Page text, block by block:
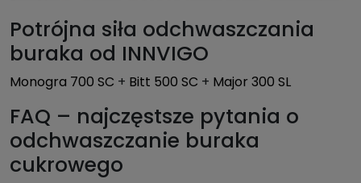
Potrójna siła odchwaszczania
buraka od INNVIGO
Monogra 700 SC + Bitt 500 SC + Major 300 SL
FAQ – najczęstsze pytania o
odchwaszczanie buraka
cukrowego